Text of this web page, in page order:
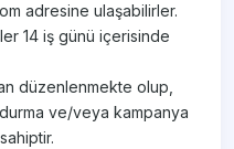
adresine ulaşabilirler.
14 iş günü içerisinde
düzenlenmekte olup,
ve/veya kampanya